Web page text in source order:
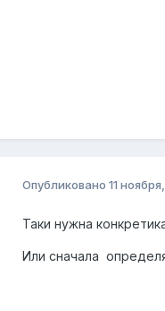
Опубликовано 11
Таки нужна
Или сначала